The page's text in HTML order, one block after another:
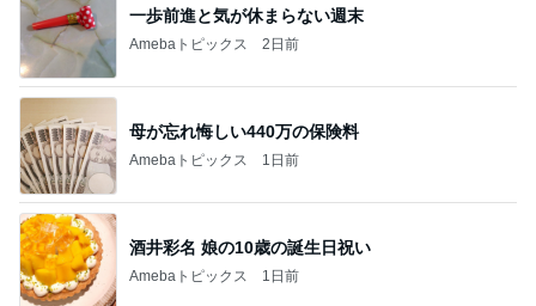
嬉しい変化球のつけだれ付き素麺
Amebaトピックス